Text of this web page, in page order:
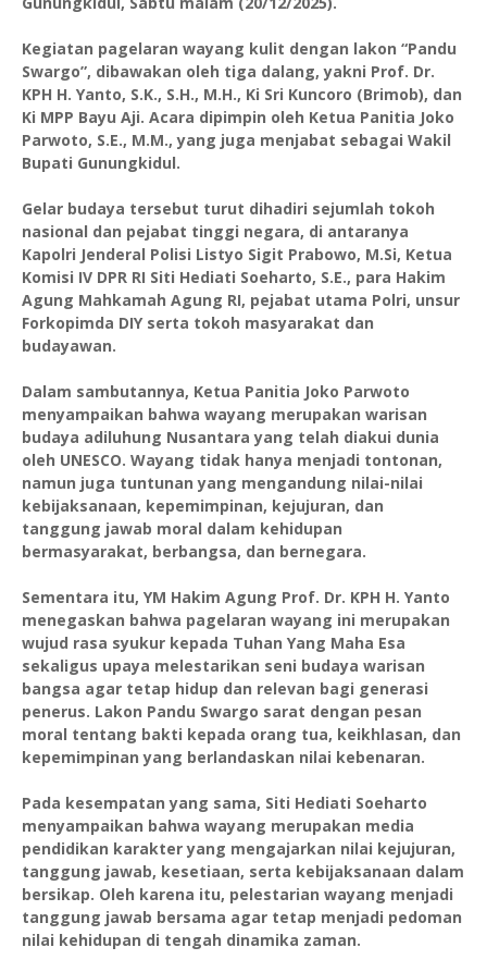
Kegiatan pagelaran wayang kulit dengan lakon “Pandu
Swargo”, dibawakan oleh tiga dalang, yakni Prof. Dr.
KPH H. Yanto, S.K., S.H., M.H., Ki Sri Kuncoro (Brimob), dan
Ki MPP Bayu Aji. Acara dipimpin oleh Ketua Panitia Joko
Parwoto, S.E., M.M., yang juga menjabat sebagai Wakil
Bupati Gunungkidul.
Gelar budaya tersebut turut dihadiri sejumlah tokoh
nasional dan pejabat tinggi negara, di antaranya
Kapolri Jenderal Polisi Listyo Sigit Prabowo, M.Si, Ketua
Komisi IV DPR RI Siti Hediati Soeharto, S.E., para Hakim
Agung Mahkamah Agung RI, pejabat utama Polri, unsur
Forkopimda DIY serta tokoh masyarakat dan
budayawan.
Dalam sambutannya, Ketua Panitia Joko Parwoto
menyampaikan bahwa wayang merupakan warisan
budaya adiluhung Nusantara yang telah diakui dunia
oleh UNESCO. Wayang tidak hanya menjadi tontonan,
namun juga tuntunan yang mengandung nilai-nilai
kebijaksanaan, kepemimpinan, kejujuran, dan
tanggung jawab moral dalam kehidupan
bermasyarakat, berbangsa, dan bernegara.
Sementara itu, YM Hakim Agung Prof. Dr. KPH H. Yanto
menegaskan bahwa pagelaran wayang ini merupakan
wujud rasa syukur kepada Tuhan Yang Maha Esa
sekaligus upaya melestarikan seni budaya warisan
bangsa agar tetap hidup dan relevan bagi generasi
penerus. Lakon Pandu Swargo sarat dengan pesan
moral tentang bakti kepada orang tua, keikhlasan, dan
kepemimpinan yang berlandaskan nilai kebenaran.
Pada kesempatan yang sama, Siti Hediati Soeharto
menyampaikan bahwa wayang merupakan media
pendidikan karakter yang mengajarkan nilai kejujuran,
tanggung jawab, kesetiaan, serta kebijaksanaan dalam
bersikap. Oleh karena itu, pelestarian wayang menjadi
tanggung jawab bersama agar tetap menjadi pedoman
nilai kehidupan di tengah dinamika zaman.